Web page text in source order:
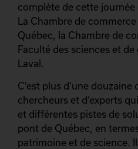
complète de cette
La Chambre de
Québec, la Chambre de
Faculté des sciences et de
Laval.
C’est plus d’une douzaine
chercheurs et d’experts
et différentes pistes de
pont de Québec, en
patrimoine et de science.